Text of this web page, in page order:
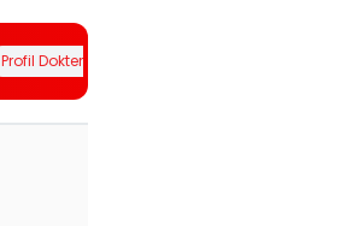
Profil Dokter